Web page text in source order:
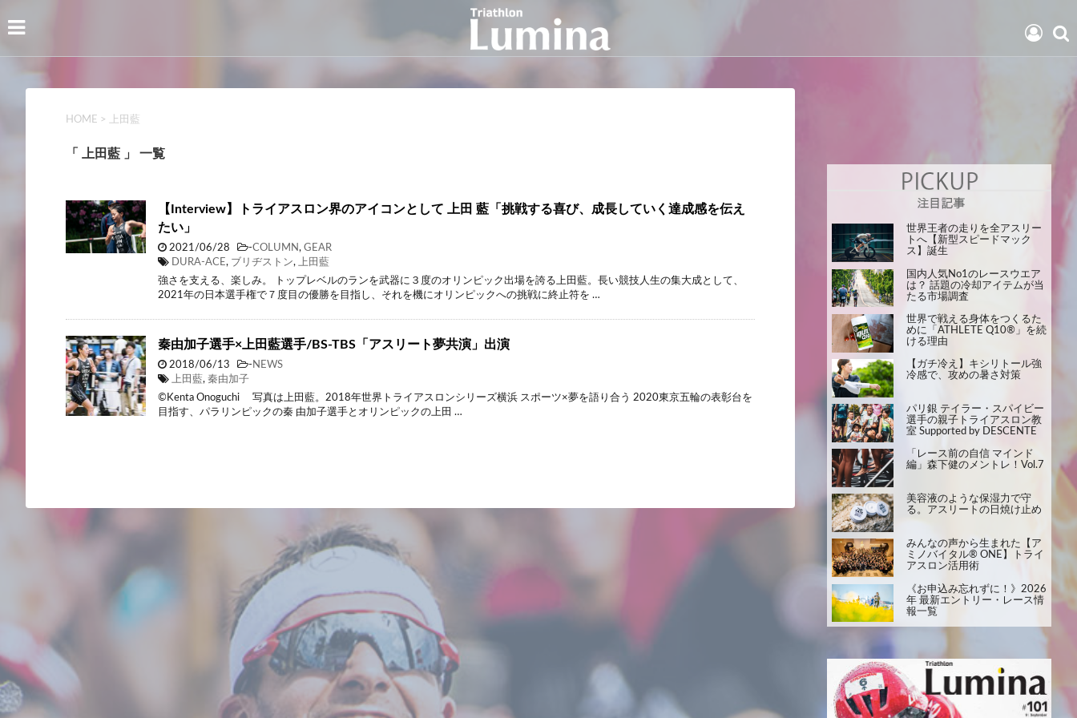
HOME > 上田藍
「 上田藍 」 一覧
【Interview】トライアスロン界のアイコンとして 上田 藍「挑戦する喜び、成長していく達成感を伝え
たい」
2021/06/28 -COLUMN, GEAR
DURA-ACE, ブリヂストン, 上田藍
強さを支える、楽しみ。 トップレベルのランを武器に３度のオリンピック出場を誇る上田藍。長い競技人生の集大成として、
2021年の日本選手権で７度目の優勝を目指し、それを機にオリンピックへの挑戦に終止符を …
秦由加子選手×上田藍選手/BS-TBS「アスリート夢共演」出演
2018/06/13 - NEWS
上田藍, 秦由加子
©Kenta Onoguchi 写真は上田藍。2018年世界トライアスロンシリーズ横浜 スポーツ×夢を語り合う 2020東京五輪の表彰台を
目指す、パラリンピックの秦 由加子選手とオリンピックの上田 …
世界王者の走りを全アスリー
トへ【新型スピードマック
ス】誕生
国内人気No1のレースウエア
は？ 話題の冷却アイテムが当
たる市場調査
世界で戦える身体をつくるた
めに「ATHLETE Q10®」を続
ける理由
【ガチ冷え】キシリトール強
冷感で、攻めの暑さ対策
パリ銀 テイラー・スパイビー
選手の親子トライアスロン教
室 Supported by DESCENTE
「レース前の自信 マインド
編」森下健のメントレ！Vol.7
美容液のような保湿力で守
る。アスリートの日焼け止め
みんなの声から生まれた【ア
ミノバイタル® ONE】トライ
アスロン活用術
《お申込み忘れずに！》2026
年 最新エントリー・レース情
報一覧